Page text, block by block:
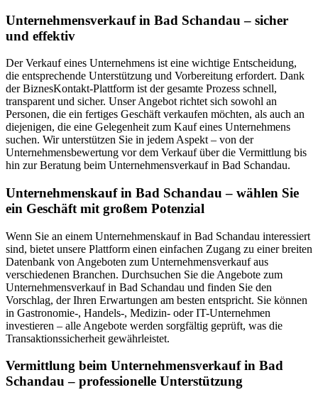
Unternehmensverkauf in Bad Schandau – sicher
und effektiv
Der Verkauf eines Unternehmens ist eine wichtige Entscheidung,
die entsprechende Unterstützung und Vorbereitung erfordert. Dank
der BiznesKontakt-Plattform ist der gesamte Prozess schnell,
transparent und sicher. Unser Angebot richtet sich sowohl an
Personen, die ein fertiges Geschäft verkaufen möchten, als auch an
diejenigen, die eine Gelegenheit zum Kauf eines Unternehmens
suchen. Wir unterstützen Sie in jedem Aspekt – von der
Unternehmensbewertung vor dem Verkauf über die Vermittlung bis
hin zur Beratung beim Unternehmensverkauf in Bad Schandau.
Unternehmenskauf in Bad Schandau – wählen Sie
ein Geschäft mit großem Potenzial
Wenn Sie an einem Unternehmenskauf in Bad Schandau interessiert
sind, bietet unsere Plattform einen einfachen Zugang zu einer breiten
Datenbank von Angeboten zum Unternehmensverkauf aus
verschiedenen Branchen. Durchsuchen Sie die Angebote zum
Unternehmensverkauf in Bad Schandau und finden Sie den
Vorschlag, der Ihren Erwartungen am besten entspricht. Sie können
in Gastronomie-, Handels-, Medizin- oder IT-Unternehmen
investieren – alle Angebote werden sorgfältig geprüft, was die
Transaktionssicherheit gewährleistet.
Vermittlung beim Unternehmensverkauf in Bad
Schandau – professionelle Unterstützung